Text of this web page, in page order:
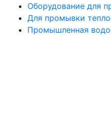
Оборудование для
Для промывки
Промышленная